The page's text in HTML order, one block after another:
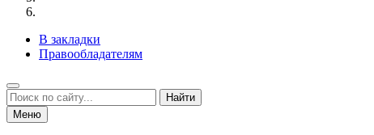
В закладки
Правообладателям
Найти
Меню